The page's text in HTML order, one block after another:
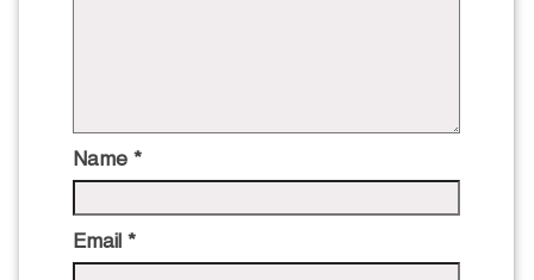
Name *
Email *